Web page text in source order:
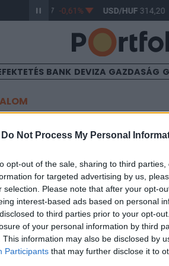
Do Not Process My Personal
opt-out of the sale, sharing to third
for targeted advertising by us,
selection. Please note that after your opt-
interest-based ads based on personal
to third parties prior to your opt-
of your personal information by third
This information may also be disclosed by
Participants that may further disclose it to
363,17 -0,61% USD/HUF314,20
BANK DEVIZA GAZDASÁG
az
az OPEC-országok, hogy
részleteiről, a megállapodás
határidős árazások alapján már
olajkitermelő országok között A